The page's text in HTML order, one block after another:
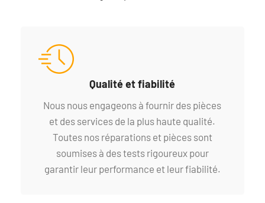
Qualité et fiabilité
Nous nous engageons à fournir des pièces
et des services de la plus haute qualité.
Toutes nos réparations et pièces sont
soumises à des tests rigoureux pour
garantir leur performance et leur fiabilité.